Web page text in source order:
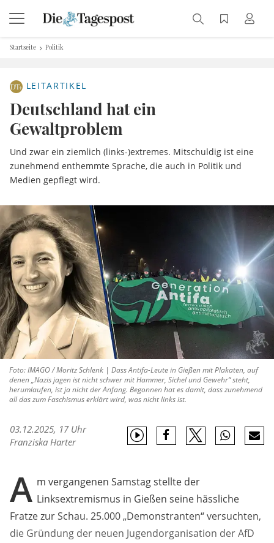
Startseite Politik
LEITARTIKEL
Deutschland hat ein
Gewaltproblem
Und zwar ein ziemlich (links-)extremes. Mitschuldig ist eine
zunehmend enthemmte Sprache, die auch in Politik und
Medien gepflegt wird.
Foto: IMAGO / Moritz Schlenk | Dass Antifa-Leute in Gießen mit Plakaten, auf
denen „Nazis jagen ist nicht schwer mit Hammer, Sichel und Gewehr“ steht,
herumlaufen, ist ja nicht der Anfang. Begonnen hat es damit, dass zunehmend
all das zum Faschismus erklärt wird, was nicht links ist.
03.12.2025, 17 Uhr
Franziska Harter
A m vergangenen Samstag stellte der
Linksextremismus in Gießen seine hässliche
Fratze zur Schau. 25.000 „Demonstranten“ versuchten,
die Gründung der neuen Jugendorganisation der AfD